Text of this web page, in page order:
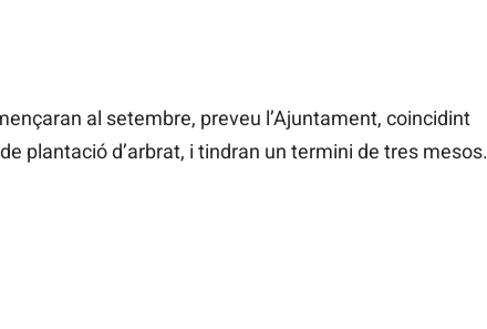
al setembre, preveu l’Ajuntament, coincidint
plantació d’arbrat, i tindran un termini de tres mesos.